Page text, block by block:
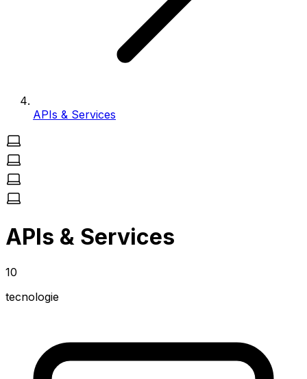
APIs & Services
APIs & Services
10
tecnologie